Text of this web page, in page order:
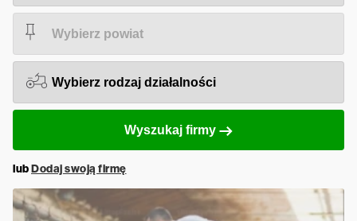
Wyszukaj firmy
lubDodaj swoją firmę